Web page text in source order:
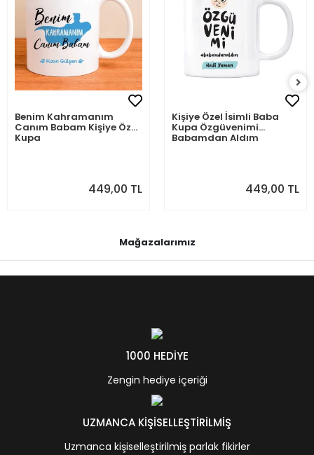
Benim Kahramanım
Canım Babam Kişiye Özel
Kupa
449,00 TL
Kişiye Özel İsimli Baba
Kupa Özgüvenimi
Babamdan Aldım
449,00 TL
Mağazalarımız
1000 HEDİYE
Zengin hediye içeriği
UZMANCA KİŞİSELLEŞTİRİLMİŞ
Uzmanca kişiselleştirilmiş parlak fikirler